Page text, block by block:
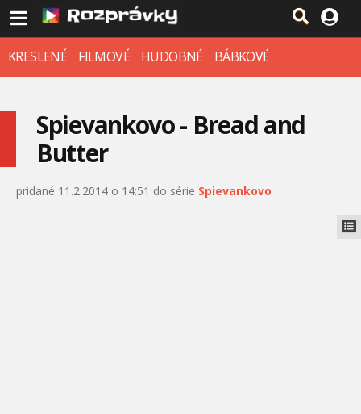
KRESLENÉ FILMOVÉ HUDOBNÉ BÁBKOVÉ
Spievankovo - Bread and
Butter
pridané 11.2.2014 o 14:51 do série Spievankovo